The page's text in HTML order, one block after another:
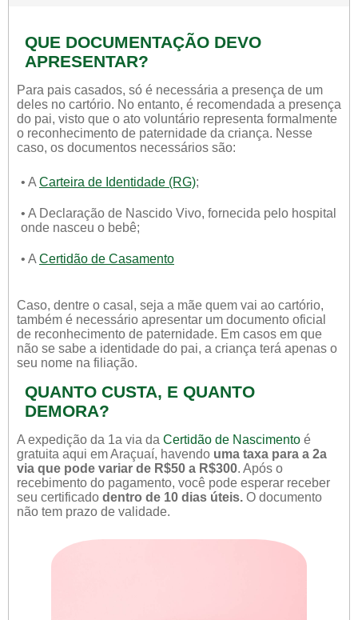
QUE DOCUMENTAÇÃO DEVO
APRESENTAR?
Para pais casados, só é necessária a presença de um
deles no cartório. No entanto, é recomendada a presença
do pai, visto que o ato voluntário representa formalmente
o reconhecimento de paternidade da criança. Nesse
caso, os documentos necessários são:
• A Carteira de Identidade (RG);
• A Declaração de Nascido Vivo, fornecida pelo hospital
onde nasceu o bebê;
• A Certidão de Casamento
Caso, dentre o casal, seja a mãe quem vai ao cartório,
também é necessário apresentar um documento oficial
de reconhecimento de paternidade. Em casos em que
não se sabe a identidade do pai, a criança terá apenas o
seu nome na filiação.
QUANTO CUSTA, E QUANTO
DEMORA?
A expedição da 1a via da Certidão de Nascimento é
gratuita aqui em Araçuaí, havendo uma taxa para a 2a
via que pode variar de R$50 a R$300. Após o
recebimento do pagamento, você pode esperar receber
seu certificado dentro de 10 dias úteis. O documento
não tem prazo de validade.